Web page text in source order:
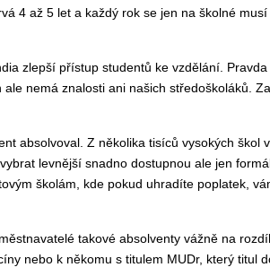
4 až 5 let a každý rok se jen na školné
zlepší přístup studentů ke vzdělání.
nemá znalosti ani našich středoškoláků.
absolvoval. Z několika tisíců vysokých
levnější snadno dostupnou ale jen
školám, kde pokud uhradíte poplatek,
takové absolventy vážně na
nebo k někomu s titulem MUDr, který